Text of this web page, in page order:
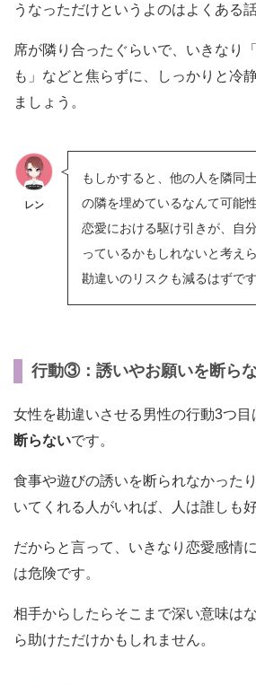
うなっただけというよのはよくある話
席が隣り合ったぐらいで、いきなり
も」などと焦らずに、しっかりと冷
ましょう。
レン
もしかすると、他の人を隣同
の隣を埋めているなんて可能
恋愛における駆け引きが、自
っているかもしれないと考え
勘違いのリスクも減るはずです
行動③：誘いやお願いを断ら
女性を勘違いさせる男性の行動3つ目
断らないです。
食事や遊びの誘いを断られなかった
いてくれる人がいれば、人は誰しも
だからと言って、いきなり恋愛感情
は危険です。
相手からしたらそこまで深い意味は
ら助けただけかもしれません。